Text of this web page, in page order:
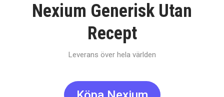
Nexium Generisk Utan
Recept
Leverans över hela världen